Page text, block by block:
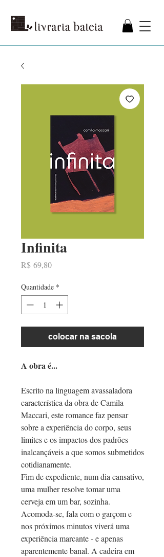
Infinita
R$ 69,80Preço
Quantidade *
colocar na sacola
A obra é...
Escrito na linguagem avassaladora
característica da obra de Camila
Maccari, este romance faz pensar
sobre a experiência do corpo, seus
limites e os impactos dos padrões
inalcançáveis a que somos submetidos
cotidianamente.
Fim de expediente, num dia cansativo,
uma mulher resolve tomar uma
cerveja em um bar, sozinha.
Acomoda-se, fala com o garçom e
nos próximos minutos viverá uma
experiência marcante - e apenas
aparentemente banal. A cadeira em